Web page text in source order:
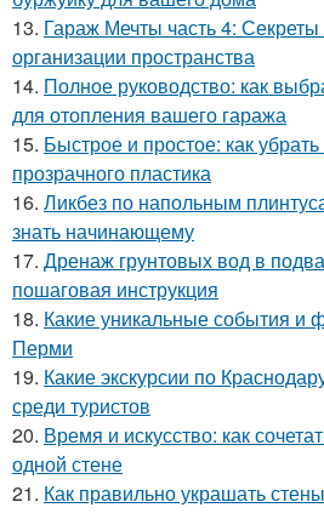
13. Гараж Мечты часть 4:
организации пространства
14. Полное руководство: как
для отопления вашего гаража
15. Быстрое и простое: как
прозрачного пластика
16. Ликбез по напольным
знать начинающему
17. Дренаж грунтовых вод в
пошаговая инструкция
18. Какие уникальные события и
Перми
19. Какие экскурсии по
среди туристов
20. Время и искусство: как
одной стене
21. Как правильно украшать